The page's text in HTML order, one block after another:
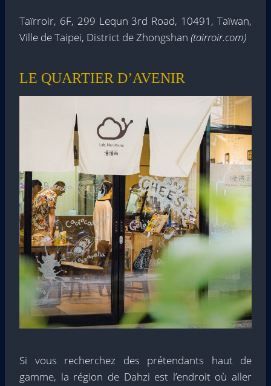
Taïrroir, 6F, 299 Lequn 3rd Road, 10491, Taïwan,
Ville de Taipei, District de Zhongshan (tairroir.com)
LE QUARTIER D’AVENIR
Si vous recherchez des prétendants haut de
gamme, la région de Dahzi est l’endroit où aller